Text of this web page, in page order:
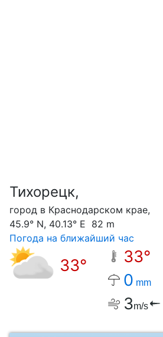
Тихорецк,
город в Краснодарском крае,
45.9° N, 40.13° E 82 m
Погода на ближайший час
33°
33°
0 mm
3m/s